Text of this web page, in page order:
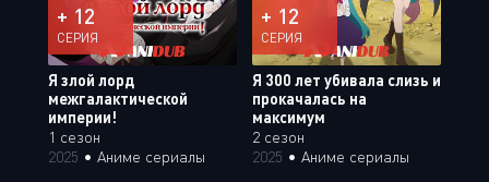
+ 12
СЕРИЯ
Я злой лорд
межгалактической
империи!
1 сезон
2025 • Аниме сериалы
+ 12
СЕРИЯ
Я 300 лет убивала слизь и
прокачалась на
максимум
2 сезон
2025 • Аниме сериалы